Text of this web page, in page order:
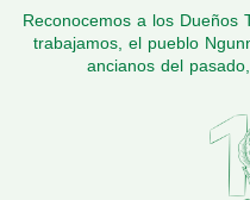
Reconocemos a los Dueños
trabajamos, el pueblo
ancianos del